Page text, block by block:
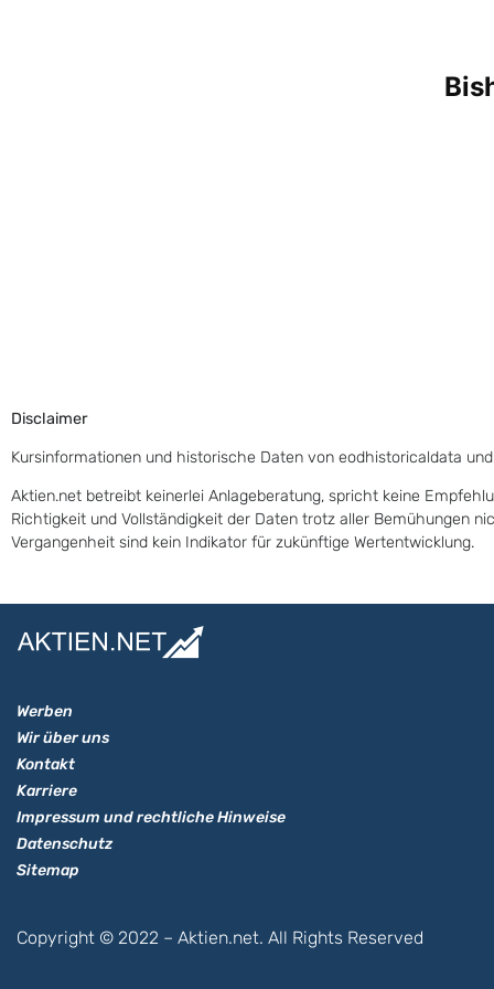
Disclaimer
Kursinformationen und historische Daten von eodhistoricaldata und
Aktien.net betreibt keinerlei Anlageberatung, spricht keine
Richtigkeit und Vollständigkeit der Daten trotz aller Bemühungen
Vergangenheit sind kein Indikator für zukünftige Wertentwicklung.
Werben
Wir über uns
Kontakt
Karriere
Impressum und rechtliche Hinweise
Datenschutz
Sitemap
Copyright © 2022 – Aktien.net. All Rights Reserved